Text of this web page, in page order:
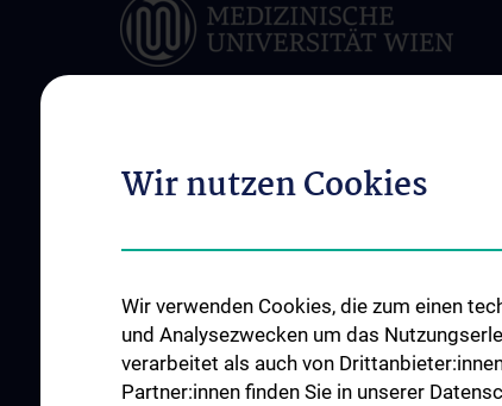
ÜBER UNS
News
Events
Ambulanzen
Erkrankungen &
Wir nutzen Cookies
Wir verwenden Cookies, die zum einen
und Analysezwecken um das
verarbeitet als auch von
Partner:innen finden Sie in unserer